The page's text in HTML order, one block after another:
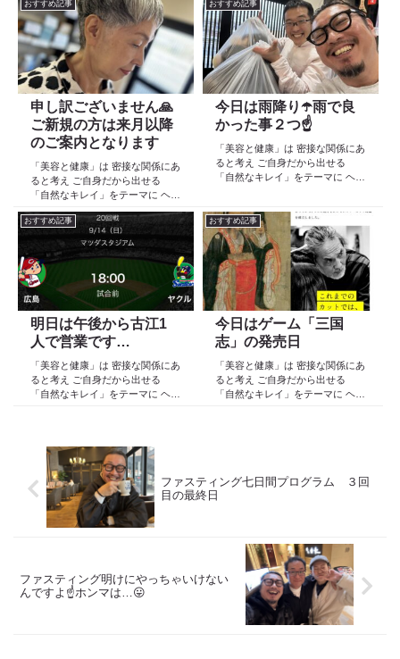
の 「根本改善」を目的とした美容
院 Def 古江です 2023年３月30日
より スタートしたこのブログ
日々の事や...
の 「根本改善」を目的とした美容
院 Def 古江です 2023年３月30日
より スタートしたこのブログ
日々の事や...
おすすめ記事
申し訳ございません🙏
ご新規の方は来月以降
のご案内となります
「美容と健康」は 密接な関係にあ
ると考え ご自身だから出せる
「自然なキレイ」をテーマに ヘア
ケア スキンケア インナーケア
の 「根本改善」を目的とした美容
院 Def 古江です 2023年３月30日
より スタートしたこのブログ
日々の事や...
おすすめ記事
今日は雨降り☂️雨で良
かった事２つ☝️
「美容と健康」は 密接な関係にあ
ると考え ご自身だから出せる
「自然なキレイ」をテーマに ヘア
院 Def 古江です 2023年３月30日
より スタートしたこのブログ
日々の事や...
おすすめ記事
明日は午後から古江1
人で営業です…
「美容と健康」は 密接な関係にあ
ると考え ご自身だから出せる
「自然なキレイ」をテーマに ヘア
より スタートしたこのブログ
日々の事や...
おすすめ記事
今日はゲーム「三国
志」の発売日
「美容と健康」は 密接な関係にあ
ると考え ご自身だから出せる
「自然なキレイ」をテーマに ヘア
ファスティング七日間プログラム ３回
目の最終日
ファスティング明けにやっちゃいけない
んですよ☝️ホンマは…😛